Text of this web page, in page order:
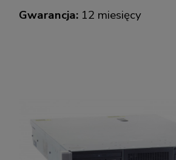
Gwarancja: 12 miesięcy